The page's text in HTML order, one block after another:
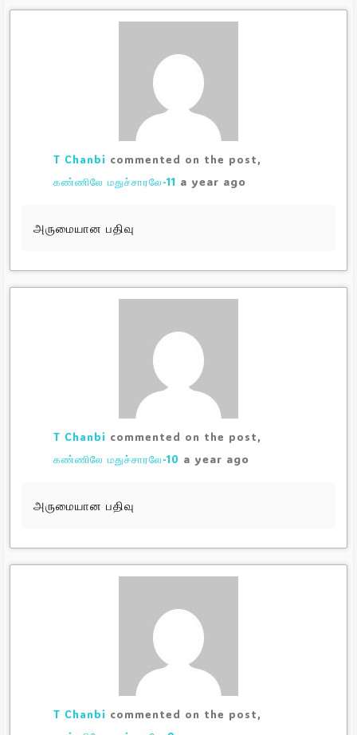
T Chanbi commented on the post,
கண்ணிலே மதுச்சாரலே-11 a year ago
அருமையான பதிவு
T Chanbi commented on the post,
கண்ணிலே மதுச்சாரலே-10 a year ago
அருமையான பதிவு
T Chanbi commented on the post,